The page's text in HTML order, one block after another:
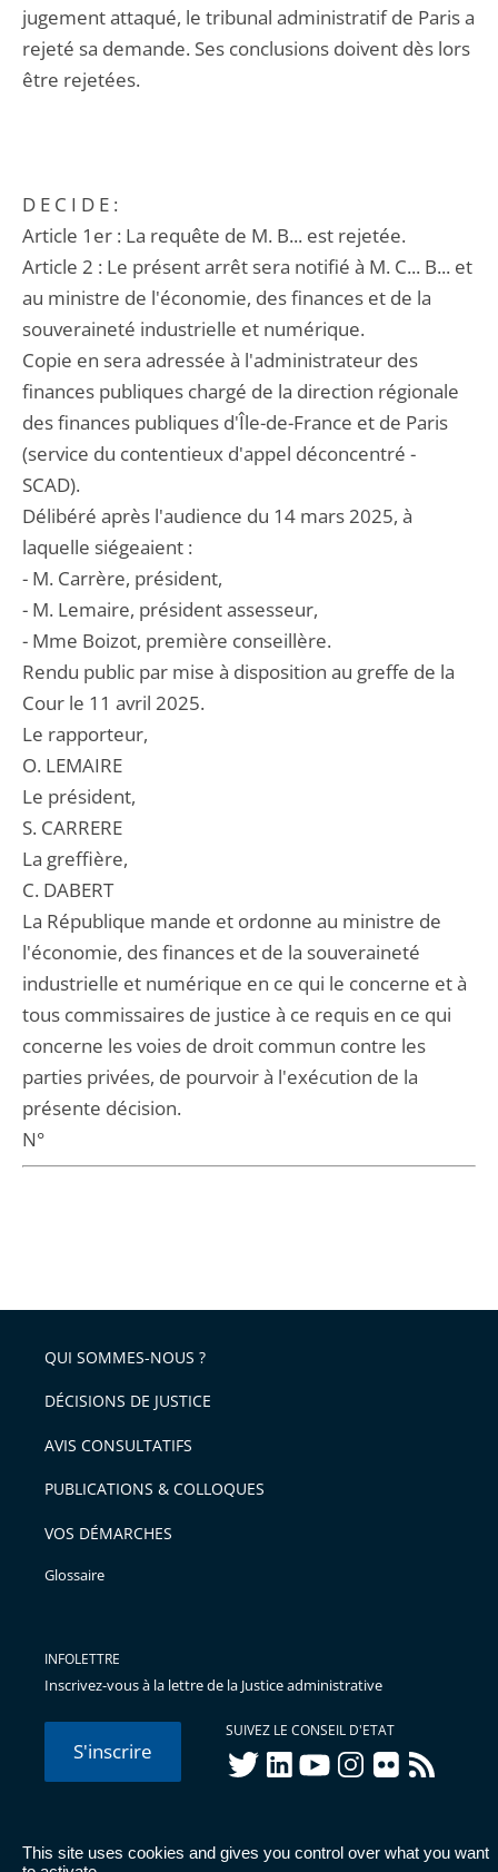
This site uses cookies and gives you control over what you want
jugement attaqué, le tribunal administratif de Paris a
rejeté sa demande. Ses conclusions doivent dès lors
être rejetées.
D E C I D E :
Article 1er : La requête de M. B... est rejetée.
Article 2 : Le présent arrêt sera notifié à M. C... B... et
au ministre de l'économie, des finances et de la
souveraineté industrielle et numérique.
Copie en sera adressée à l'administrateur des
finances publiques chargé de la direction régionale
des finances publiques d'Île-de-France et de Paris
(service du contentieux d'appel déconcentré -
SCAD).
Délibéré après l'audience du 14 mars 2025, à
laquelle siégeaient :
- M. Carrère, président,
- M. Lemaire, président assesseur,
- Mme Boizot, première conseillère.
Rendu public par mise à disposition au greffe de la
Cour le 11 avril 2025.
Le rapporteur,
O. LEMAIRE
Le président,
S. CARRERE
La greffière,
C. DABERT
La République mande et ordonne au ministre de
l'économie, des finances et de la souveraineté
industrielle et numérique en ce qui le concerne et à
tous commissaires de justice à ce requis en ce qui
concerne les voies de droit commun contre les
parties privées, de pourvoir à l'exécution de la
présente décision.
N°
QUI SOMMES-NOUS ?
DÉCISIONS DE JUSTICE
AVIS CONSULTATIFS
PUBLICATIONS & COLLOQUES
VOS DÉMARCHES
Glossaire
INFOLETTRE
Inscrivez-vous à la lettre de la Justice administrative
S'inscrire
SUIVEZ LE CONSEIL D'ETAT
twitterlinkedInyoutubeinstagram
flickr rss
© Conseil d'État 2026 - Mentions légales Données